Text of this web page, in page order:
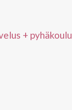
+ pyhäkoulu